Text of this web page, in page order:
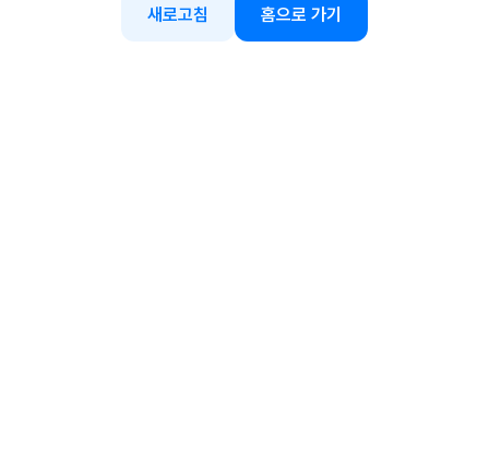
새로고침 홈으로 가기